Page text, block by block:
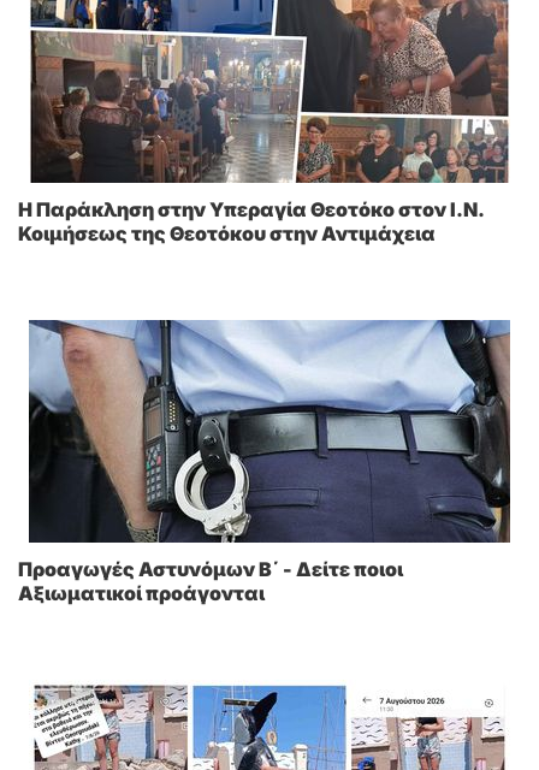
Η Παράκληση στην Υπεραγία Θεοτόκο στoν I.N.
Κοιμήσεως της Θεοτόκου στην Αντιμάχεια
Προαγωγές Αστυνόμων Β΄ - Δείτε ποιοι
Αξιωματικοί προάγονται